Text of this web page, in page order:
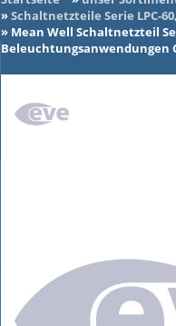
»Schaltnetzteile Serie LPC-
» Mean Well Schaltnetzteil
Beleuchtungsanwendungen